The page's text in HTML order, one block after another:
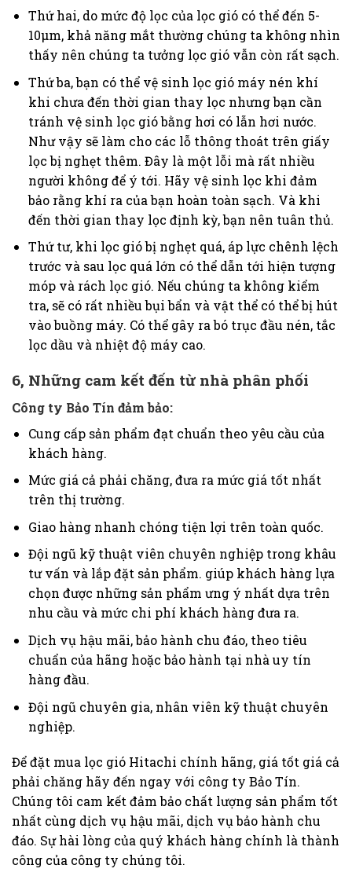
Thứ hai, do mức độ lọc của lọc gió có thể đến 5-
10µm, khả năng mắt thường chúng ta không nhìn
thấy nên chúng ta tưởng lọc gió vẫn còn rất sạch.
Thứ ba, bạn có thể vệ sinh lọc gió máy nén khí
khi chưa đến thời gian thay lọc nhưng bạn cần
tránh vệ sinh lọc gió bằng hơi có lẫn hơi nước.
Như vậy sẽ làm cho các lỗ thông thoát trên giấy
lọc bị nghẹt thêm. Đây là một lỗi mà rất nhiều
người không để ý tới. Hãy vệ sinh lọc khi đảm
bảo rằng khí ra của bạn hoàn toàn sạch. Và khi
đến thời gian thay lọc định kỳ, bạn nên tuân thủ.
Thứ tư, khi lọc gió bị nghẹt quá, áp lực chênh lệch
trước và sau lọc quá lớn có thể dẫn tới hiện tượng
móp và rách lọc gió. Nếu chúng ta không kiểm
tra, sẽ có rất nhiều bụi bẩn và vật thể có thể bị hút
vào buồng máy. Có thể gây ra bó trục đầu nén, tắc
lọc dầu và nhiệt độ máy cao.
6, Những cam kết đến từ nhà phân phối
Công ty Bảo Tín đảm bảo:
Cung cấp sản phẩm đạt chuẩn theo yêu cầu của
khách hàng.
Mức giá cả phải chăng, đưa ra mức giá tốt nhất
trên thị trường.
Giao hàng nhanh chóng tiện lợi trên toàn quốc.
Đội ngũ kỹ thuật viên chuyên nghiệp trong khâu
tư vấn và lắp đặt sản phẩm. giúp khách hàng lựa
chọn được những sản phẩm ưng ý nhất dựa trên
nhu cầu và mức chi phí khách hàng đưa ra.
Dịch vụ hậu mãi, bảo hành chu đáo, theo tiêu
chuẩn của hãng hoặc bảo hành tại nhà uy tín
hàng đầu.
Đội ngũ chuyên gia, nhân viên kỹ thuật chuyên
nghiệp.
Để đặt mua lọc gió Hitachi chính hãng, giá tốt giá cả
phải chăng hãy đến ngay với công ty Bảo Tín.
Chúng tôi cam kết đảm bảo chất lượng sản phẩm tốt
nhất cùng dịch vụ hậu mãi, dịch vụ bảo hành chu
đáo. Sự hài lòng của quý khách hàng chính là thành
công của công ty chúng tôi.